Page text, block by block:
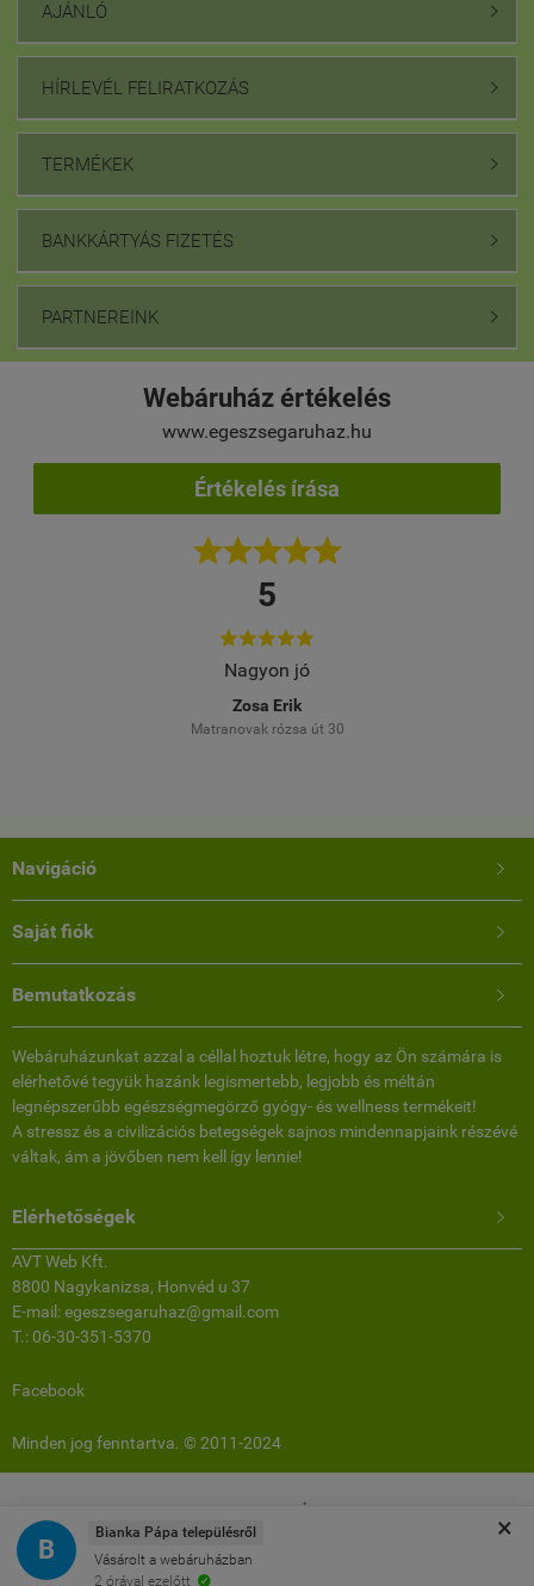
AJÁNLÓ 
HÍRLEVÉL FELIRATKOZÁS 
TERMÉKEK 
BANKKÁRTYÁS FIZETÉS 
PARTNEREINK 
Webáruház értékelés
www.egeszsegaruhaz.hu
Értékelés írása

5

Nagyon jó
Zosa Erik
Matranovak rózsa út 30
Navigáció 
Saját fiók 
Bemutatkozás 
Webáruházunkat azzal a céllal hoztuk létre, hogy az Ön számára is
elérhetővé tegyük hazánk legismertebb, legjobb és méltán
legnépszerűbb egészségmegörző gyógy- és wellness termékeit!
A stressz és a civilizációs betegségek sajnos mindennapjaink részévé
váltak, ám a jövőben nem kell így lennie!
Elérhetőségek 
AVT Web Kft.
8800 Nagykanizsa, Honvéd u 37
E-mail: egeszsegaruhaz@gmail.com
T.: 06-30-351-5370
Facebook
Minden jog fenntartva. © 2011-2024
Webáruház készítés
×
B
Bianka Pápa településről
Vásárolt a webáruházban
2 órával ezelőtt 